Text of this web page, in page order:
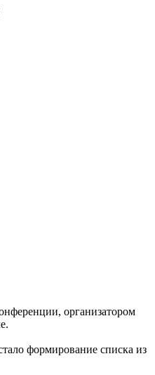
организатором
формирование списка из